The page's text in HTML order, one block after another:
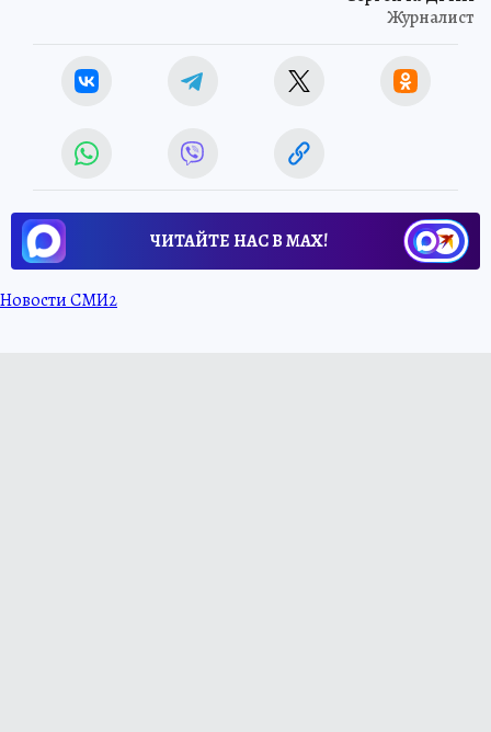
Журналист
ЧИТАЙТЕ НАС В МАХ!
Новости СМИ2